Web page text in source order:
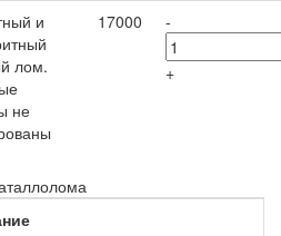
и
лом.
не
17000 -
+